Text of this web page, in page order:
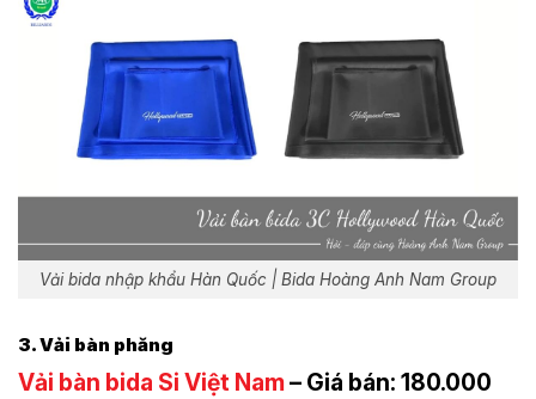
Vải bida nhập khẩu Hàn Quốc | Bida Hoàng Anh Nam Group
3. Vải bàn phăng
Vải bàn bida Si Việt Nam– Giá bán: 180.000